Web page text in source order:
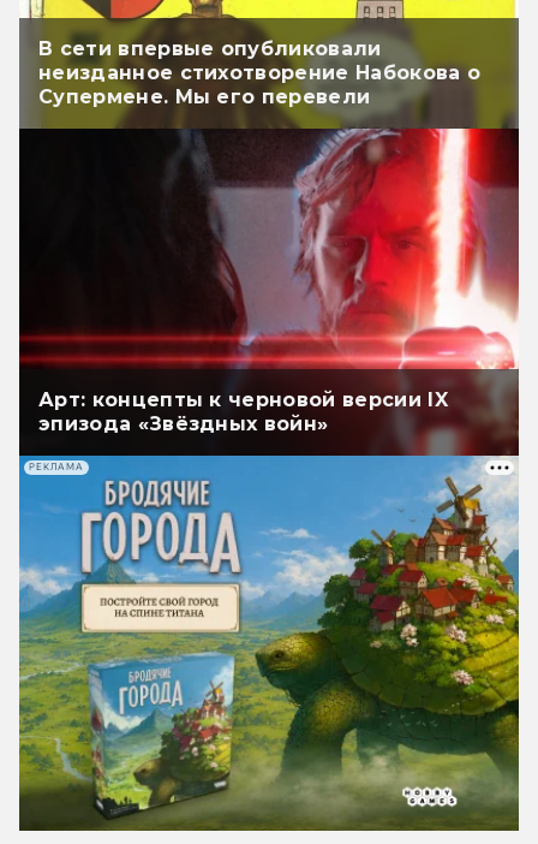
В сети впервые опубликовали
неизданное стихотворение Набокова о
Супермене. Мы его перевели
Арт: концепты к черновой версии IX
эпизода «Звёздных войн»
РЕКЛАМА